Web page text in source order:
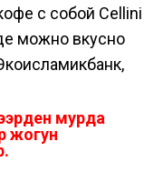
с собой Cellini
можно вкусно
мурда
жогун